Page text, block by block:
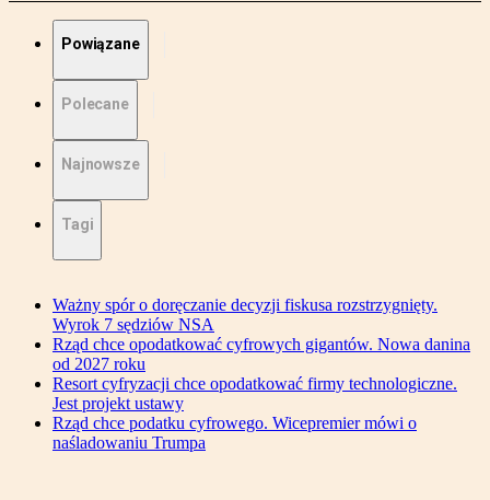
Powiązane
Polecane
Najnowsze
Tagi
Ważny spór o doręczanie decyzji fiskusa rozstrzygnięty.
Wyrok 7 sędziów NSA
Rząd chce opodatkować cyfrowych gigantów. Nowa danina
od 2027 roku
Resort cyfryzacji chce opodatkować firmy technologiczne.
Jest projekt ustawy
Rząd chce podatku cyfrowego. Wicepremier mówi o
naśladowaniu Trumpa